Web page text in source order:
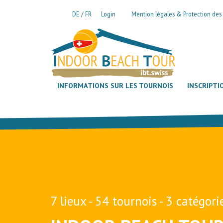
DE FR Login Mention légales & Protection des
INFORMATIONS SUR LES TOURNOIS
7 lieux - 54 tournois - 3